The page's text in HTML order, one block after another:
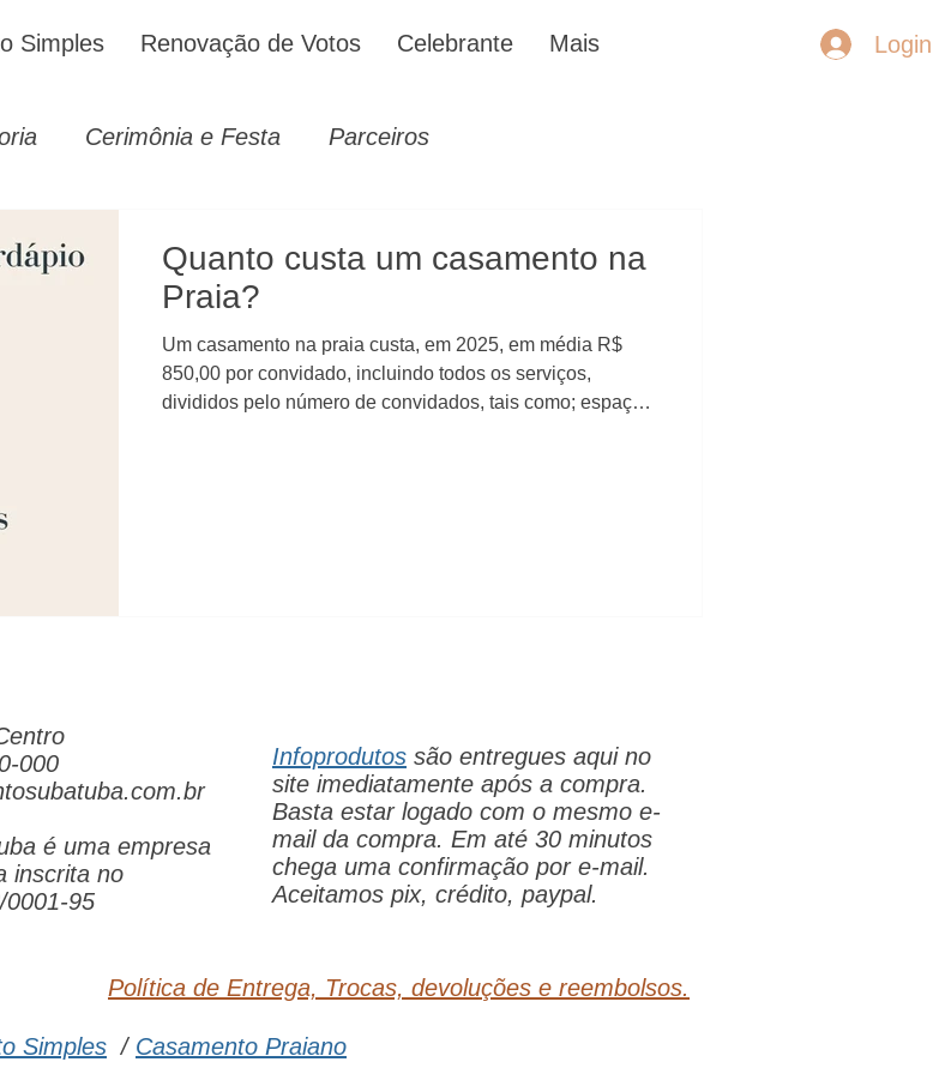
Simples Renovação de Votos Celebrante Mais Login
Cerimônia e Festa Parceiros
Quanto custa um casamento na
Praia?
Um casamento na praia custa, em 2025, em média R$
850,00 por convidado, incluindo todos os serviços,
divididos pelo número de convidados, tais como; espaço,
000
é uma empresa
inscrita no
0001-95
Infoprodutos são entregues aqui no
site imediatamente após a compra.
Basta estar logado com o mesmo e-
mail da compra. Em até 30 minutos
chega uma confirmação por e-mail.
Aceitamos pix, crédito, paypal.
Política de Entrega, Trocas, devoluções e reembolsos.
Simples / Casamento Praiano